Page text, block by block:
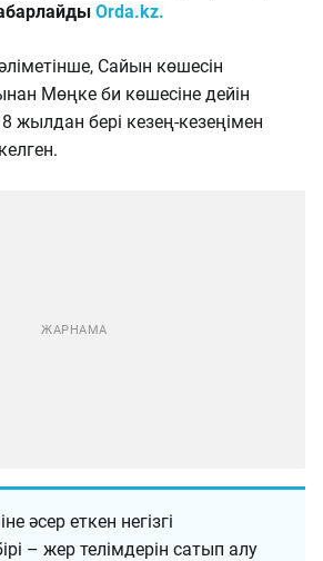
Orda.kz.
Сайын көшесін
Мөңке би көшесіне дейін
жылдан бері кезең-кезеңімен
әсер еткен негізгі
– жер телімдерін сатып алу